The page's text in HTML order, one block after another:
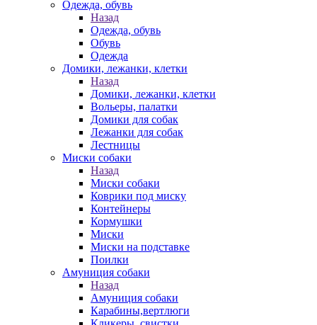
Одежда, обувь
Назад
Одежда, обувь
Обувь
Одежда
Домики, лежанки, клетки
Назад
Домики, лежанки, клетки
Вольеры, палатки
Домики для собак
Лежанки для собак
Лестницы
Миски собаки
Назад
Миски собаки
Коврики под миску
Контейнеры
Кормушки
Миски
Миски на подставке
Поилки
Амуниция собаки
Назад
Амуниция собаки
Карабины,вертлюги